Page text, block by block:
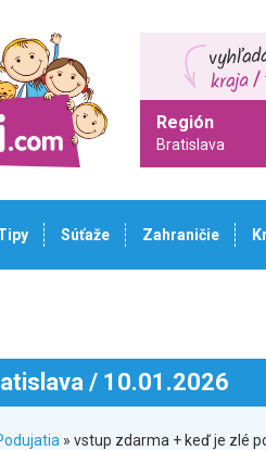
Región
Bratislava
Súťaže Zahraničie
/ 10.01.2026
» vstup zdarma + keď je zlé